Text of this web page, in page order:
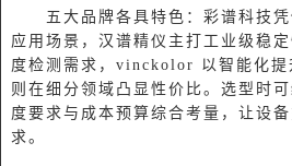
五大品牌各具特色：彩谱科技
应用场景，汉谱精仪主打工业级稳定
度检测需求，vinckolor 以智能化提
则在细分领域凸显性价比。选型时
度要求与成本预算综合考量，让设
求。